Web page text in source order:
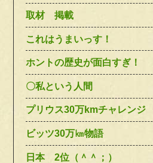
取材 掲載
これはうまいっす！
ホントの歴史が面白すぎ！
〇私という人間
プリウス30万kmチャレンジ
ビッツ30万㎞物語
日本 2位（＾＾；）